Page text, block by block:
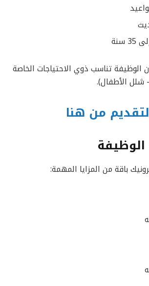
الوظيفة تناسب ذوي الاحتياجات الخاصة
شلل الأطفال).
من هنا
باقة من المزايا المهمة: